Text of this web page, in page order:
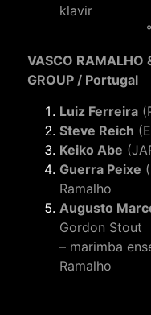
klavir
VASCO RAMALHO
GROUP / Portugal
Luiz Ferreira
Steve Reich
Keiko Abe
Guerra Peixe
Ramalho
Augusto
Gordon Stout
– marimba
Ramalho